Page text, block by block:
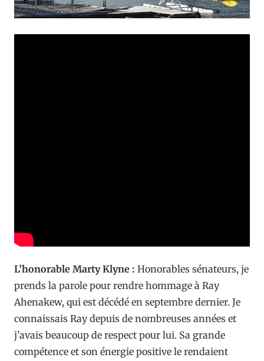
L’honorable Marty Klyne : Honorables sénateurs, je
prends la parole pour rendre hommage à Ray
Ahenakew, qui est décédé en septembre dernier. Je
connaissais Ray depuis de nombreuses années et
j’avais beaucoup de respect pour lui. Sa grande
compétence et son énergie positive le rendaient